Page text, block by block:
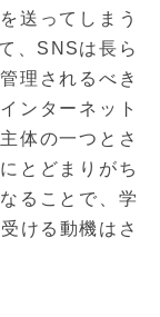
送ってしまう
、SNSは長ら
理されるべき
ンターネット
体の一つとさ
とどまりがち
ることで、学
ける動機はさ